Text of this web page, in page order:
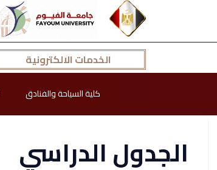
الخدمات الالكترونية
كلية السياحة والفنادق
الجدول الدراسي